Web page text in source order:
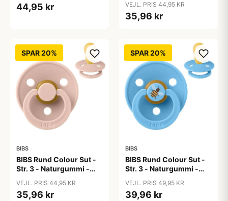
44,95 kr VEJL. PRIS 44,95 KR
35,96 kr
SPAR 20%
BIBS
BIBS Rund Colour Sut -
Str. 3 - Naturgummi -
VEJL. PRIS 44,95 KR
35,96 kr
SPAR 20%
BIBS
BIBS Rund Colour Sut -
Str. 3 - Naturgummi -
Breeze
VEJL. PRIS 49,95 KR
39,96 kr